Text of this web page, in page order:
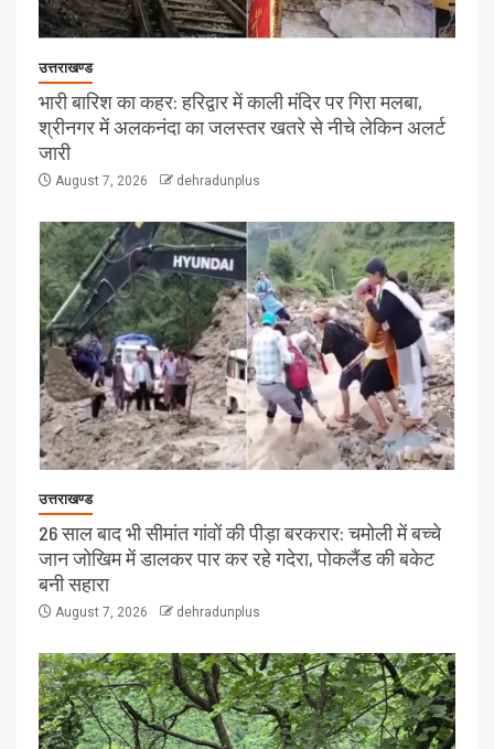
उत्तराखण्ड
भारी बारिश का कहर: हरिद्वार में काली मंदिर पर गिरा मलबा,
श्रीनगर में अलकनंदा का जलस्तर खतरे से नीचे लेकिन अलर्ट
जारी
August 7, 2026 dehradunplus
उत्तराखण्ड
26 साल बाद भी सीमांत गांवों की पीड़ा बरकरार: चमोली में बच्चे
जान जोखिम में डालकर पार कर रहे गदेरा, पोकलैंड की बकेट
बनी सहारा
August 7, 2026 dehradunplus